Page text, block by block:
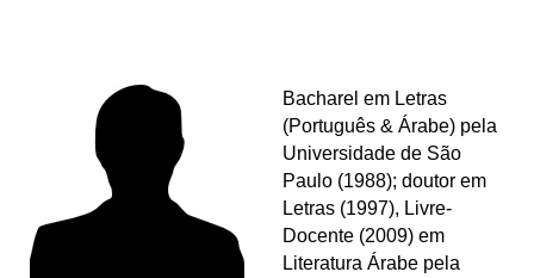
Bacharel em Letras
(Português & Árabe) pela
Universidade de São
Paulo (1988); doutor em
Letras (1997), Livre-
Docente (2009) em
Literatura Árabe pela